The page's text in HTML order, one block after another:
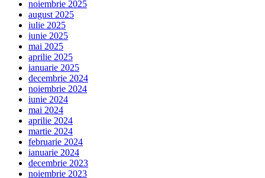
noiembrie 2025
august 2025
iulie 2025
iunie 2025
mai 2025
aprilie 2025
ianuarie 2025
decembrie 2024
noiembrie 2024
iunie 2024
mai 2024
aprilie 2024
martie 2024
februarie 2024
ianuarie 2024
decembrie 2023
noiembrie 2023